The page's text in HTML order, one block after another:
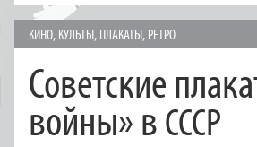
КИНО, КУЛЬТЫ, ПЛАКАТЫ, РЕТРО
Советские
войны» вСССР